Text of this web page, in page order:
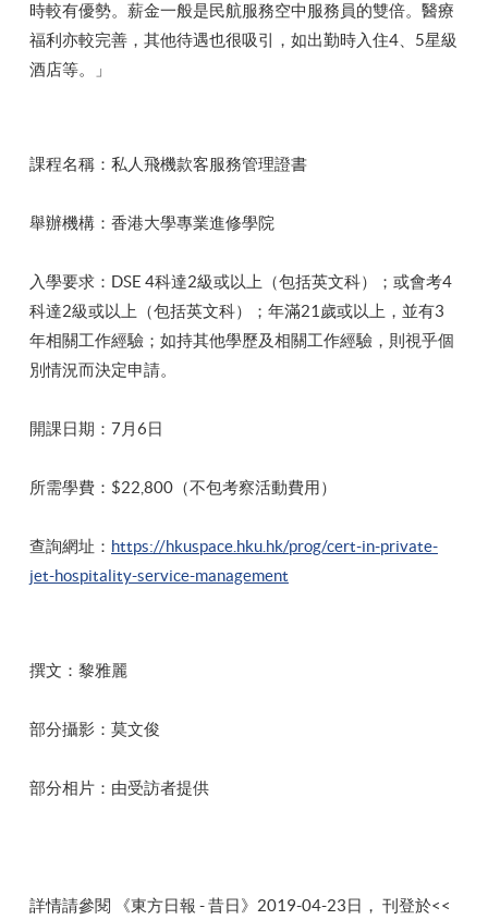
時較有優勢。薪金一般是民航服務空中服務員的雙倍。醫療
福利亦較完善，其他待遇也很吸引，如出勤時入住4、5星級
酒店等。」
課程名稱：私人飛機款客服務管理證書
舉辦機構：香港大學專業進修學院
入學要求：DSE 4科達2級或以上（包括英文科）；或會考4
科達2級或以上（包括英文科）；年滿21歲或以上，並有3
年相關工作經驗；如持其他學歷及相關工作經驗，則視乎個
別情況而決定申請。
開課日期：7月6日
所需學費：$22,800（不包考察活動費用）
查詢網址： https://hkuspace.hku.hk/prog/cert-in-private-
jet-hospitality-service-management
撰文：黎雅麗
部分攝影：莫文俊
部分相片：由受訪者提供
詳情請參閱 《東方日報 - 昔日》2019-04-23日， 刊登於<<